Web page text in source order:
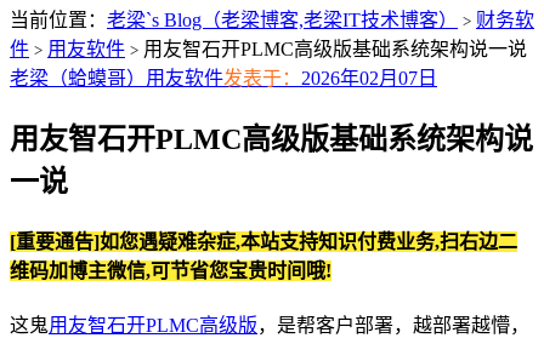
当前位置： 老梁`s Blog（老梁博客,老梁IT技术博客） > 财务软
件 > 用友软件 > 用友智石开PLMC高级版基础系统架构说一说
老梁（蛤蟆哥） 用友软件发表于： 2026年02月07日
用友智石开PLMC高级版基础系统架构说
一说
[重要通告]如您遇疑难杂症,本站支持知识付费业务,扫右边二
维码加博主微信,可节省您宝贵时间哦!
这鬼用友智石开PLMC高级版，是帮客户部署，越部署越懵，